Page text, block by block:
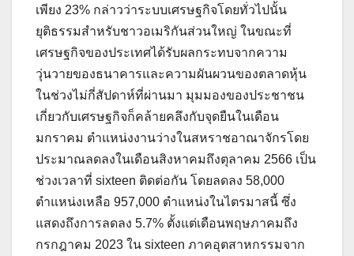
เพียง 23% กล่าวว่าระบบเศรษฐกิจโดยทั่วไปนั้น
ยุติธรรมสำหรับชาวอเมริกันส่วนใหญ่ ในขณะที่
เศรษฐกิจของประเทศได้รับผลกระทบจากความ
วุ่นวายของธนาคารและความผันผวนของตลาดหุ้น
ในช่วงไม่กี่สัปดาห์ที่ผ่านมา มุมมองของประชาชน
เกี่ยวกับเศรษฐกิจก็คล้ายคลึงกับจุดยืนในเดือน
มกราคม ตำแหน่งงานว่างในสหราชอาณาจักรโดย
ประมาณลดลงในเดือนสิงหาคมถึงตุลาคม 2566 เป็น
ช่วงเวลาที่ sixteen ติดต่อกัน โดยลดลง 58,000
ตำแหน่งเหลือ 957,000 ตำแหน่งในไตรมาสนี้ ซึ่ง
แสดงถึงการลดลง 5.7% ตั้งแต่เดือนพฤษภาคมถึง
กรกฎาคม 2023 ใน sixteen ภาคอุตสาหกรรมจาก